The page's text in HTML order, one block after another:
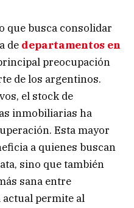
que busca consolidar
de departamentos en
preocupación
de los argentinos.
el stock de
inmobiliarias ha
Esta mayor
a quienes buscan
sino que también
sana entre
permite al